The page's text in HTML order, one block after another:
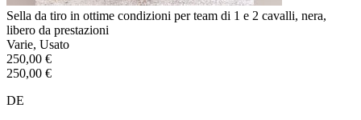
Sella da tiro in ottime condizioni per team di 1 e 2 cavalli, nera,
libero da prestazioni
Varie, Usato
250,00 €
250,00 €
DE